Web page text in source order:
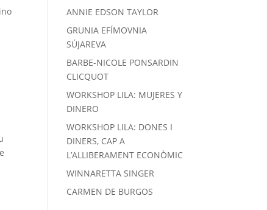
ANNIE EDSON TAYLOR
GRUNIA EFÍMOVNIA
SÚJAREVA
BARBE-NICOLE PONSARDIN
CLICQUOT
WORKSHOP LILA: MUJERES Y
DINERO
WORKSHOP LILA: DONES I
DINERS, CAP A
L’ALLIBERAMENT ECONÒMIC
WINNARETTA SINGER
CARMEN DE BURGOS